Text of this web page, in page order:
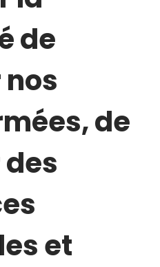
de
de
et